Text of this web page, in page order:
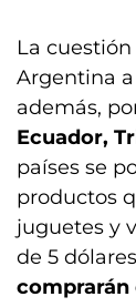
La
Argentina
además,
Ecuador,
países se
productos
juguetes y
de 5
comprarán